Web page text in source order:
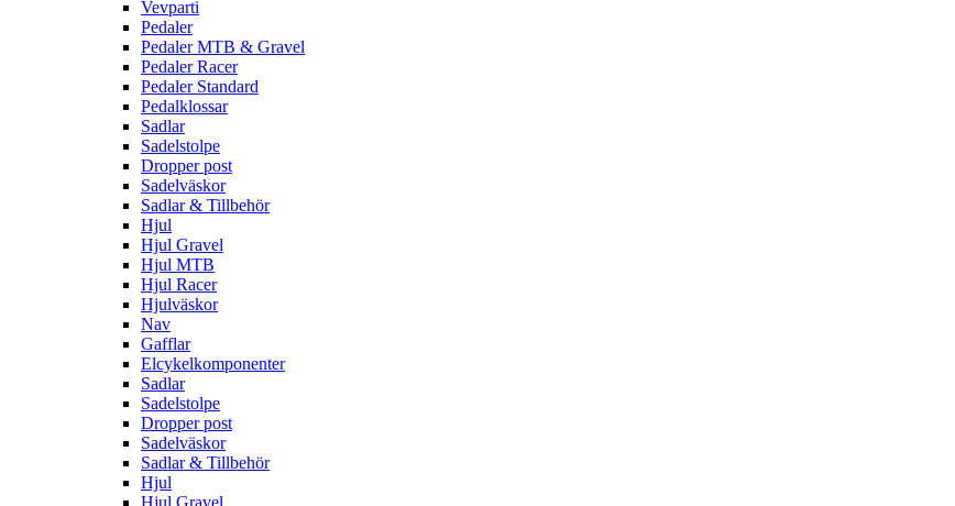
Vevparti
Pedaler
Pedaler MTB & Gravel
Pedaler Racer
Pedaler Standard
Pedalklossar
Sadlar
Sadelstolpe
Dropper post
Sadelväskor
Sadlar & Tillbehör
Hjul
Hjul Gravel
Hjul MTB
Hjul Racer
Hjulväskor
Nav
Gafflar
Elcykelkomponenter
Sadlar
Sadelstolpe
Dropper post
Sadelväskor
Sadlar & Tillbehör
Hjul
Hjul Gravel